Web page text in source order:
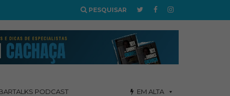
PESQUISAR
PODCAST EM ALTA